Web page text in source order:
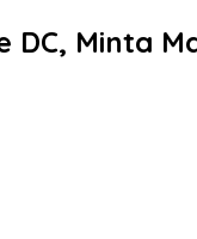
DC, Minta